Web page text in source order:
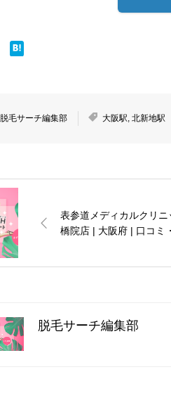
脱毛サーチ編集部 大阪駅 北新地駅
表参道メディカルクリニ
橋院店 | 大阪府 | 口コミ
脱毛サーチ編集部